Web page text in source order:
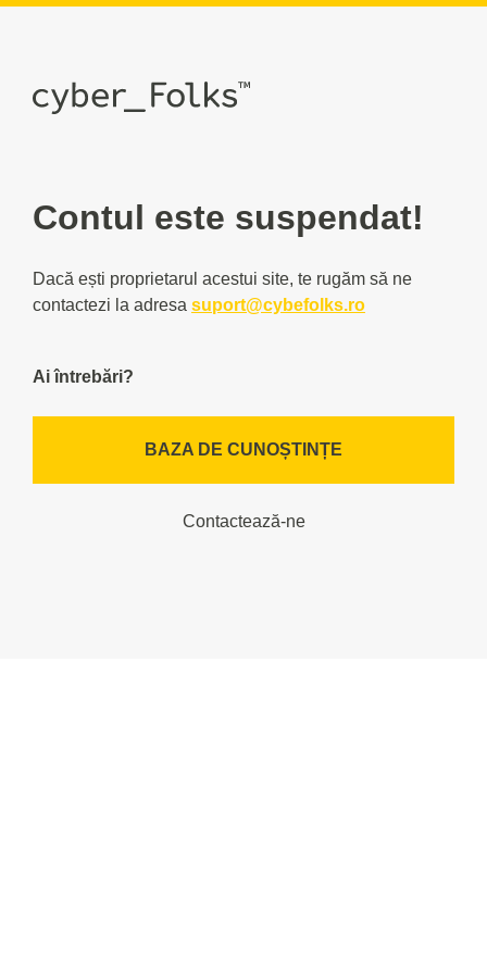
Contul este suspendat!
Dacă ești proprietarul acestui site, te rugăm să ne
contactezi la adresa suport@cybefolks.ro
Ai întrebări?
BAZA DE CUNOȘTINȚE
Contactează-ne